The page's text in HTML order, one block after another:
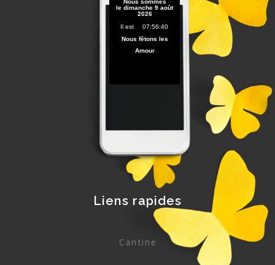
Liens rapides
Cantine